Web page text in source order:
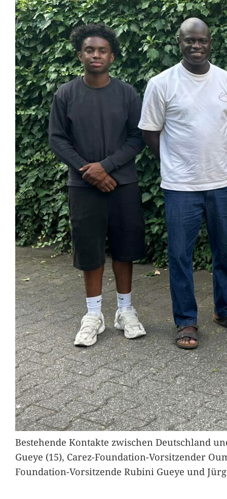
Bestehende Kontakte zwischen Deutschland
Gueye (15), Carez-Foundation-Vorsitzender
Foundation-Vorsitzende Rubini Gueye und